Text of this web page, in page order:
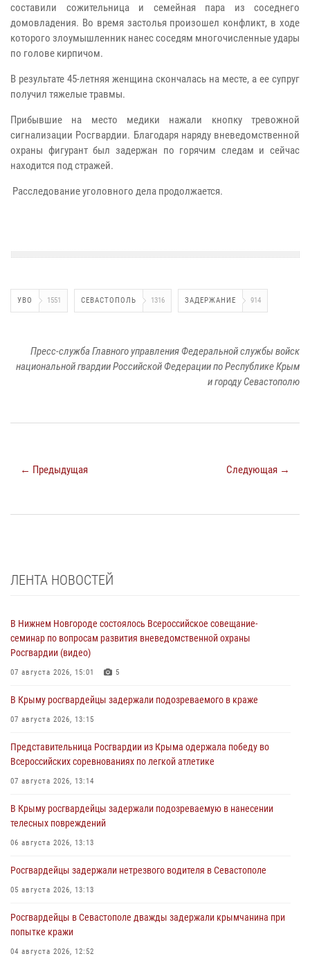
составили сожительница и семейная пара из соседнего
домовладения. Во время застолья произошел конфликт, в ходе
которого злоумышленник нанес соседям многочисленные удары
по голове кирпичом.
В результате 45-летняя женщина скончалась на месте, а ее супруг
получил тяжелые травмы.
Прибывшие на место медики нажали кнопку тревожной
сигнализации Росгвардии. Благодаря наряду вневедомственной
охраны фигурант был задержан по горячим следам и сейчас
находится под стражей.
Расследование уголовного дела продолжается.
УВО 1551 СЕВАСТОПОЛЬ 1316 ЗАДЕРЖАНИЕ 914
Пресс-служба Главного управления Федеральной службы войск
национальной гвардии Российской Федерации по Республике Крым
и городу Севастополю
← Предыдущая Следующая →
ЛЕНТА НОВОСТЕЙ
В Нижнем Новгороде состоялось Всероссийское совещание-
семинар по вопросам развития вневедомственной охраны
Росгвардии (видео)
07 августа 2026, 15:01 5
В Крыму росгвардейцы задержали подозреваемого в краже
07 августа 2026, 13:15
Представительница Росгвардии из Крыма одержала победу во
Всероссийских соревнованиях по легкой атлетике
07 августа 2026, 13:14
В Крыму росгвардейцы задержали подозреваемую в нанесении
телесных повреждений
06 августа 2026, 13:13
Росгвардейцы задержали нетрезвого водителя в Севастополе
05 августа 2026, 13:13
Росгвардейцы в Севастополе дважды задержали крымчанина при
попытке кражи
04 августа 2026, 12:52